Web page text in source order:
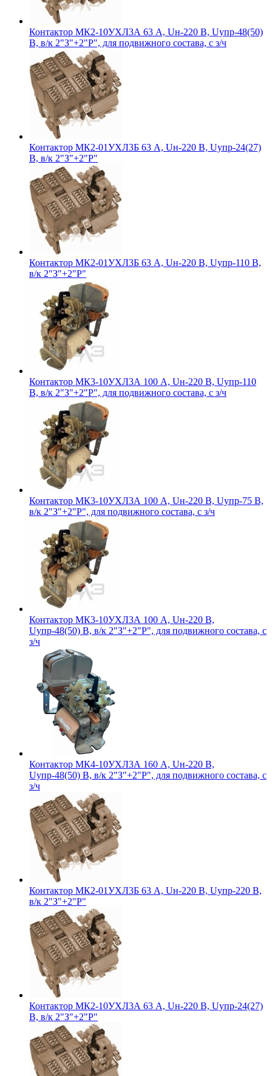
Контактор МК2-10УХЛ3А 63 А, Uн-220 В, Uупр-48(50)
В, в/к 2"З"+2"Р", для подвижного состава, с з/ч
Контактор МК2-01УХЛ3Б 63 А, Uн-220 В, Uупр-24(27)
В, в/к 2"З"+2"Р"
Контактор МК2-01УХЛ3Б 63 А, Uн-220 В, Uупр-110 В,
в/к 2"З"+2"Р"
Контактор МК3-10УХЛ3А 100 А, Uн-220 В, Uупр-110
В, в/к 2"З"+2"Р", для подвижного состава, с з/ч
Контактор МК3-10УХЛ3А 100 А, Uн-220 В, Uупр-75 В,
в/к 2"З"+2"Р", для подвижного состава, с з/ч
Контактор МК3-10УХЛ3А 100 А, Uн-220 В,
Uупр-48(50) В, в/к 2"З"+2"Р", для подвижного состава, с
з/ч
Контактор МК4-10УХЛ3А 160 А, Uн-220 В,
Uупр-48(50) В, в/к 2"З"+2"Р", для подвижного состава, с
з/ч
Контактор МК2-01УХЛ3Б 63 А, Uн-220 В, Uупр-220 В,
в/к 2"З"+2"Р"
Контактор МК2-10УХЛ3А 63 А, Uн-220 В, Uупр-24(27)
В, в/к 2"З"+2"Р"